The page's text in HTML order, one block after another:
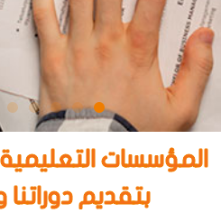
المؤسسات التعليمية
بتقديم دوراتنا